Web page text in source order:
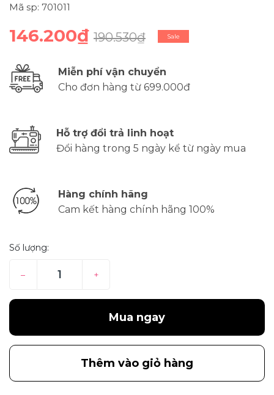
Mã sp: 701011
146.200₫ 190.530₫ Sale
Miễn phí vận chuyển
Cho đơn hàng từ 699.000đ
Hỗ trợ đổi trả linh hoạt
Đổi hàng trong 5 ngày kể từ ngày mua
Hàng chính hãng
Cam kết hàng chính hãng 100%
Số lượng:
– +
Mua ngay
Thêm vào giỏ hàng